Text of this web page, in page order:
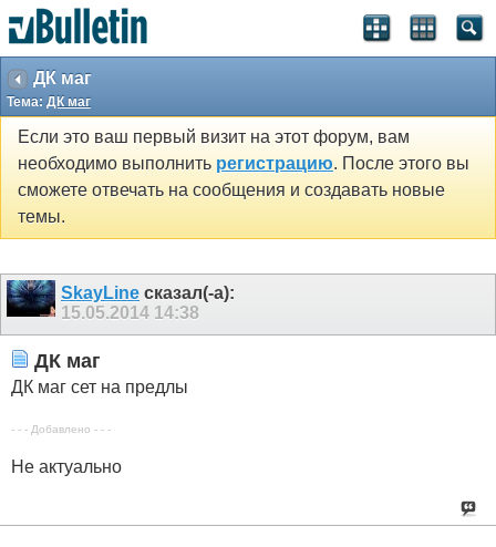
ДК маг
Тема: ДК маг
Если это ваш первый визит на этот форум, вам
необходимо выполнить регистрацию. После этого вы
сможете отвечать на сообщения и создавать новые
темы.
SkayLine сказал(-а):
15.05.2014 14:38
ДК маг
ДК маг сет на предлы
- - - Добавлено - - -
Не актуально